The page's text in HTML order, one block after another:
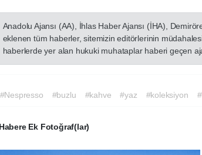
Anadolu Ajansı (AA), İhlas Haber Ajansı (İHA),
eklenen tüm haberler, sitemizin editörlerinin
haberlerde yer alan hukuki muhataplar haberi geçen
#Nespresso #buzlu #kahve #yaz #koleksiyon
Ek Fotoğraf(lar)